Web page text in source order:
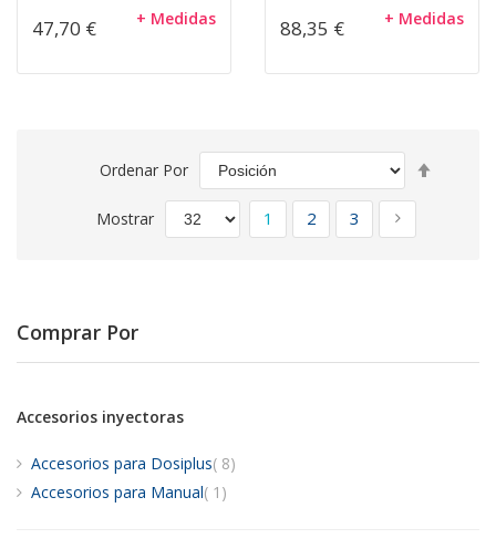
47,70 € + Medidas 88,35 € + Medidas
Ordenar Por
Mostrar
Página
Actualmente estás leyendo
1 Página
2 Página
3 Página
Siguiente
Comprar Por
Accesorios inyectoras
Accesorios para Dosiplus 8artículos
Accesorios para Manual 1 artículo